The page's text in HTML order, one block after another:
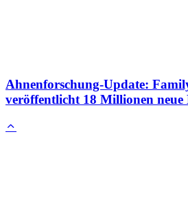
Ahnenforschung-Update:
veröffentlicht 18 Millionen neue